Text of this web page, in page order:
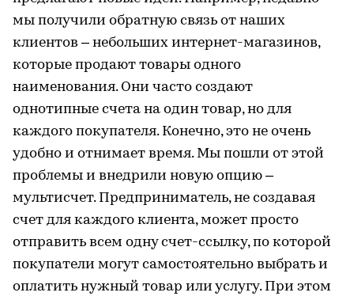
мы получили обратную связь от наших
клиентов – небольших интернет-магазинов,
которые продают товары одного
наименования. Они часто создают
однотипные счета на один товар, но для
каждого покупателя. Конечно, это не очень
удобно и отнимает время. Мы пошли от этой
проблемы и внедрили новую опцию –
мультисчет. Предприниматель, не создавая
счет для каждого клиента, может просто
отправить всем одну счет-ссылку, по которой
покупатели могут самостоятельно выбрать и
оплатить нужный товар или услугу. При этом